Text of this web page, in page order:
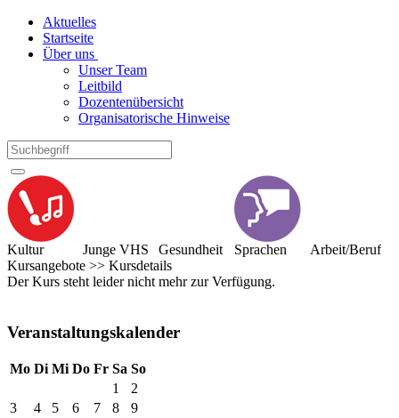
Aktuelles
Startseite
Über uns
Unser Team
Leitbild
Dozentenübersicht
Organisatorische Hinweise
Kultur Junge VHS Gesundheit Sprachen
Arbeit/Beruf
Kursangebote >> Kursdetails
Der Kurs steht leider nicht mehr zur Verfügung.
Veranstaltungskalender
Mo Di Mi Do Fr Sa So
1
2
3
4 5 6 7 8
9